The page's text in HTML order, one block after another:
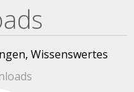
Wissenswertes